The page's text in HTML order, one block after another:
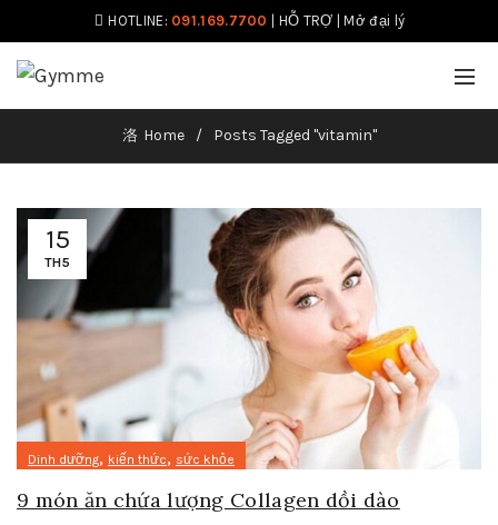
HOTLINE: 091.169.7700 HỖ TRỢ |Mở đại lý
Home Posts Tagged "vitamin"
15
TH5
Dinh dưỡng, kiến thức, sức khỏe
9 món ăn chứa lượng Collagen dồi dào